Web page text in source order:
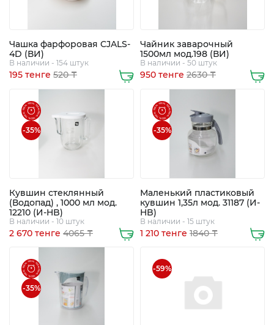
Чашка фарфоровая CJALS-
4D (ВИ)
В наличии - 154 штук
195 тенге 520 ₸
Чайник заварочный
1500мл мод.198 (ВИ)
В наличии - 50 штук
950 тенге 2630 ₸
-35%
Кувшин стеклянный
(Водопад) , 1000 мл мод.
12210 (И-HB)
В наличии - 10 штук
2 670 тенге 4065 ₸
-35%
Маленький пластиковый
кувшин 1,35л мод. 31187 (И-
HB)
В наличии - 15 штук
1 210 тенге 1840 ₸
-35%
-59%